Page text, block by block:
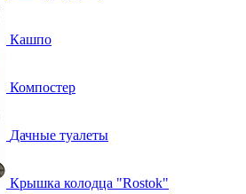
Кашпо
Компостер
Дачные туалеты
Крышка колодца "Rostok"